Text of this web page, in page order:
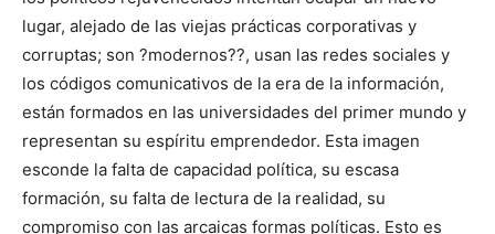
lugar, alejado de las viejas prácticas corporativas y
corruptas; son ?modernos??, usan las redes sociales y
los códigos comunicativos de la era de la información,
están formados en las universidades del primer mundo y
representan su espíritu emprendedor. Esta imagen
esconde la falta de capacidad política, su escasa
formación, su falta de lectura de la realidad, su
compromiso con las arcaicas formas políticas. Esto es